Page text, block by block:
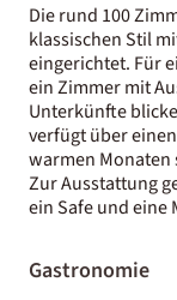
Die rund 100
klassischen Stil
eingerichtet. Für
ein Zimmer mit
Unterkünfte
verfügt über
warmen Monaten
Zur Ausstattung
ein Safe und eine
Gastronomie